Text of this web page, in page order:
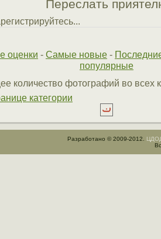
Переслать
оценки - Самые новые -
популярные
количество фотографий во всех
категории
Разработано © 2009-2012.